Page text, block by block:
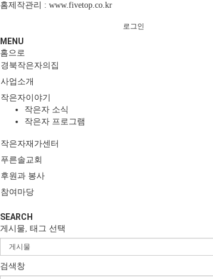
홈제작관리 : www.fivetop.co.kr
로그인
MENU
홈으로
경북작은자의집
사업소개
작은자이야기
작은자 소식
작은자 프로그램
작은자재가센터
푸른솔교회
후원과 봉사
참여마당
SEARCH
게시물, 태그 선택
검색창